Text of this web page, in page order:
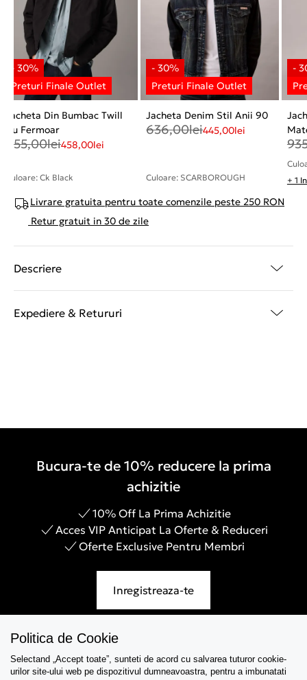
Jacheta Din Bumbac Twill
Cu Fermoar
655,00lei458,00lei
Culoare: Ck Black
Jacheta Denim Stil Anii 90
636,00lei445,00lei
Culoare: SCARBOROUGH
+ 1
Livrare gratuita pentru toate comenzile peste 250 RON
Retur gratuit in 30 de zile
Descriere
Expediere & Retururi
Bucura-te de 10% reducere la prima
achizitie
10% Off La Prima Achizitie
Acces VIP Anticipat La Oferte & Reduceri
Oferte Exclusive Pentru Membri
Inregistreaza-te
Asistenta
Politica de Cookie
Selectand „Accept toate”, sunteti de acord cu salvarea tuturor cookie-
urilor site-ului web pe dispozitivul dumneavoastra, pentru a imbunatati